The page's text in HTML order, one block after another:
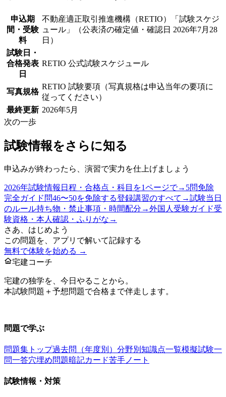
申込期
間・受験
料
不動産適正取引推進機構（RETIO）「試験スケジ
ュール」（公表済の確定値・確認日 2026年7月28
日）
試験日・
合格発表
日
RETIO 公式試験スケジュール
写真規格
RETIO 試験要項（写真規格は申込当年の要項に
従ってください）
最終更新 2026年5月
次の一歩
試験情報をさらに知る
申込みが終わったら、演習で実力を仕上げましょう
2026年試験情報 日程・合格点・科目を1ページで→ 5問免除
完全ガイド 問46〜50を免除する登録講習のすべて →試験当日
のルール持ち物・禁止事項・時間配分 →外国人受験ガイド受
験資格・本人確認・ふりがな →
さあ、はじめよう
この問題を、アプリで解いて記録する
無料で体験を始める →
宅建コーチ
宅建の独学を、今日やることから。
本試験問題＋予想問題で合格まで伴走します。
問題で学ぶ
問題集トップ過去問（年度別） 分野別 知識点一覧模擬試験一
問一答穴埋め問題暗記カード苦手ノート
試験情報・対策